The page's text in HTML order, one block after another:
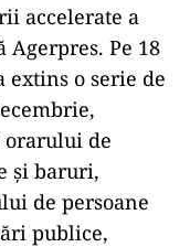
accelerate a
Pe 18
o serie de
orarului de
şi baruri,
de persoane
publice,